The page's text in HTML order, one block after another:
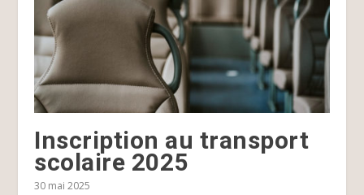
Inscription au transport
scolaire 2025
30 mai 2025